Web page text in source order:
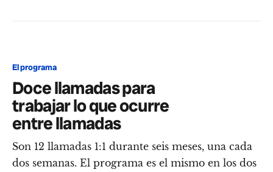
El programa
Doce llamadas para
trabajar lo que ocurre
entre llamadas
Son 12 llamadas 1:1 durante seis meses, una cada
dos semanas. El programa es el mismo en los dos